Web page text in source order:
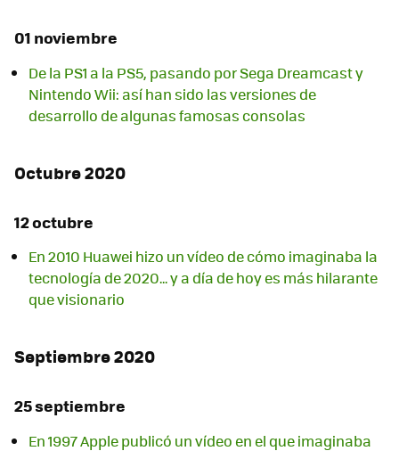
01 noviembre
De la PS1 a la PS5, pasando por Sega Dreamcast y
Nintendo Wii: así han sido las versiones de
desarrollo de algunas famosas consolas
Octubre 2020
12 octubre
En 2010 Huawei hizo un vídeo de cómo imaginaba la
tecnología de 2020... y a día de hoy es más hilarante
que visionario
Septiembre 2020
25 septiembre
En 1997 Apple publicó un vídeo en el que imaginaba